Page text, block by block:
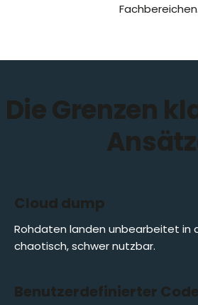
Fachbereichen.
Die Grenzen
Cloud dump
Rohdaten landen unbearbeitet in
chaotisch, schwer nutzbar.
Benutzerdefinierter Code